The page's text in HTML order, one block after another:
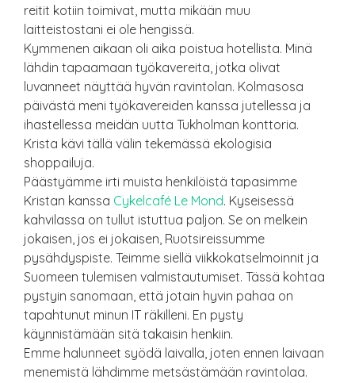
reitit kotiin toimivat, mutta mikään muu
laitteistostani ei ole hengissä.
Kymmenen aikaan oli aika poistua hotellista. Minä
lähdin tapaamaan työkavereita, jotka olivat
luvanneet näyttää hyvän ravintolan. Kolmasosa
päivästä meni työkavereiden kanssa jutellessa ja
ihastellessa meidän uutta Tukholman konttoria.
Krista kävi tällä välin tekemässä ekologisia
shoppailuja.
Päästyämme irti muista henkilöistä tapasimme
Kristan kanssa Cykelcafé Le Mond. Kyseisessä
kahvilassa on tullut istuttua paljon. Se on melkein
jokaisen, jos ei jokaisen, Ruotsireissumme
pysähdyspiste. Teimme siellä viikkokatselmoinnit ja
Suomeen tulemisen valmistautumiset. Tässä kohtaa
pystyin sanomaan, että jotain hyvin pahaa on
tapahtunut minun IT räkilleni. En pysty
käynnistämään sitä takaisin henkiin.
Emme halunneet syödä laivalla, joten ennen laivaan
menemistä lähdimme metsästämään ravintolaa.